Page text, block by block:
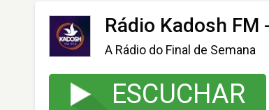
Rádio Kadosh FM
A Rádio do Final de Semana
ESCUCHAR